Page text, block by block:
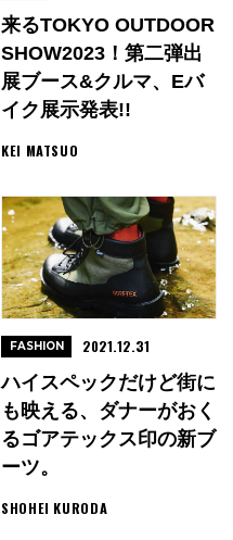
来るTOKYO OUTDOOR
SHOW2023！第二弾出
展ブース&クルマ、Eバ
イク展示発表!!
KEI MATSUO
ハイスペックだけど街に
も映える、ダナーがおく
るゴアテックス印の新ブ
ーツ。
SHOHEI KURODA
FASHION 2021.12.31